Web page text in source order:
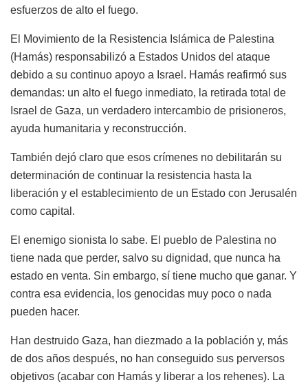
esfuerzos de alto el fuego.
El Movimiento de la Resistencia Islámica de Palestina
(Hamás) responsabilizó a Estados Unidos del ataque
debido a su continuo apoyo a Israel. Hamás reafirmó sus
demandas: un alto el fuego inmediato, la retirada total de
Israel de Gaza, un verdadero intercambio de prisioneros,
ayuda humanitaria y reconstrucción.
También dejó claro que esos crímenes no debilitarán su
determinación de continuar la resistencia hasta la
liberación y el establecimiento de un Estado con Jerusalén
como capital.
El enemigo sionista lo sabe. El pueblo de Palestina no
tiene nada que perder, salvo su dignidad, que nunca ha
estado en venta. Sin embargo, sí tiene mucho que ganar. Y
contra esa evidencia, los genocidas muy poco o nada
pueden hacer.
Han destruido Gaza, han diezmado a la población y, más
de dos años después, no han conseguido sus perversos
objetivos (acabar con Hamás y liberar a los rehenes). La